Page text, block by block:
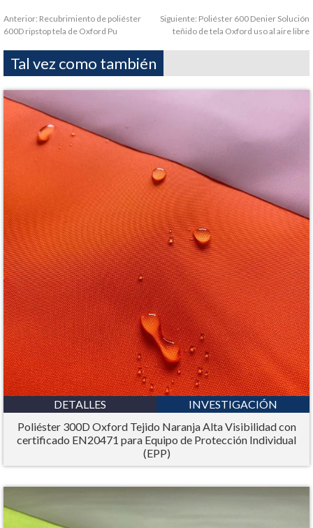
Anterior: Recubrimiento de poliéster
600D ripstop tela de Oxford Pu
Siguiente: Poliéster 600 Denier Solución
teñido de tela Oxford uso al aire libre
Tal vez como también
DETALLES
INVESTIGACIÓN
Poliéster 300D Oxford Tejido Naranja Alta Visibilidad con
certificado EN20471 para Equipo de Protección Individual
(EPP)